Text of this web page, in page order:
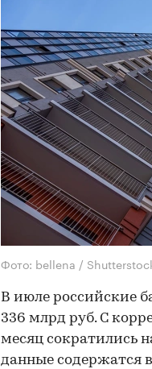
Фото: bellena /
В июле российские
336 млрд руб. С
месяц сократились
данные содержатся